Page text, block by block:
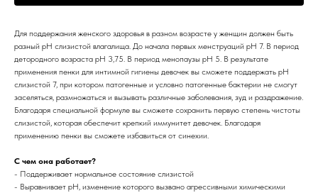
Для поддержания женского здоровья в разном возрасте у женщин должен быть
разный pH слизистой влагалища. До начала первых менструаций pH 7. В период
детородного возраста pH 3,75. В период менопаузы pH 5. В результате
применения пенки для интимной гигиены девочек вы сможете поддержать pH
слизистой 7, при котором патогенные и условно патогенные бактерии не смогут
заселяться, размножаться и вызывать различные заболевания, зуд и раздражение.
Благодаря специальной формуле вы сможете сохранить первую степень чистоты
слизистой, которая обеспечит крепкий иммунитет девочек. Благодаря
применению пенки вы сможете избавиться от синехии.
С чем она работает?
- Поддерживает нормальное состояние слизистой
- Выравнивает pH, изменение которого вызвано агрессивными химическими